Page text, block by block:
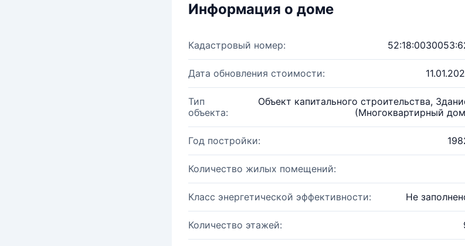
Информация о доме
Кадастровый номер:
Дата обновления стоимости:
Тип
объекта:
Объект капитального строительства,
(Многоквартирный
Год постройки:
Количество жилых помещений:
Класс энергетической эффективности: Не
Количество этажей: